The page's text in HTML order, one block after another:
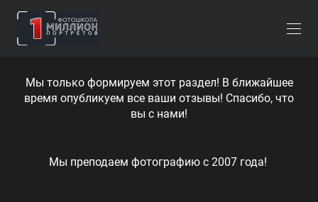
Мы только формируем этот раздел! В ближайшее
время опубликуем все ваши отзывы! Спасибо, что
вы с нами!
Мы преподаем фотографию с 2007 года!